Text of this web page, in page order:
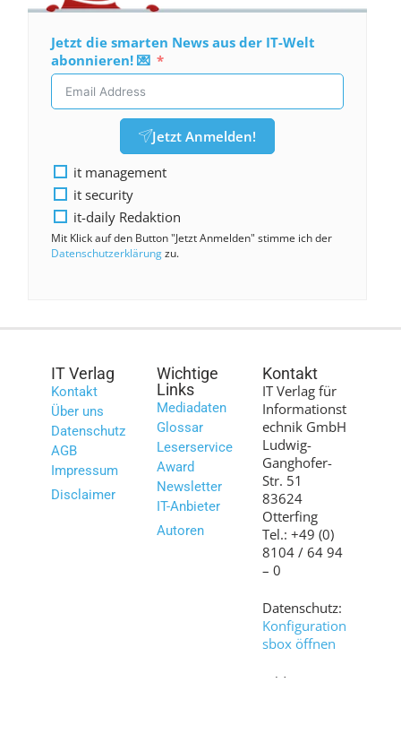
Jetzt die smarten News aus der IT-Welt
abonnieren! 💌
Jetzt Anmelden!
it management
it security
it-daily Redaktion
Mit Klick auf den Button "Jetzt Anmelden" stimme ich der
Datenschutzerklärungzu.
IT Verlag
Kontakt
Über uns
Datenschutz
AGB
Impressum
Disclaimer
Wichtige
Links
Mediadaten
Glossar
Leserservice
Award
Newsletter
IT-Anbieter
Autoren
Kontakt
IT Verlag für
Informationst
echnik GmbH
Ludwig-
Ganghofer-
Str. 51
83624
Otterfing
Tel.: +49 (0)
8104 / 64 94
– 0
Datenschutz:
Konfiguration
sbox öffnen
Bilder: